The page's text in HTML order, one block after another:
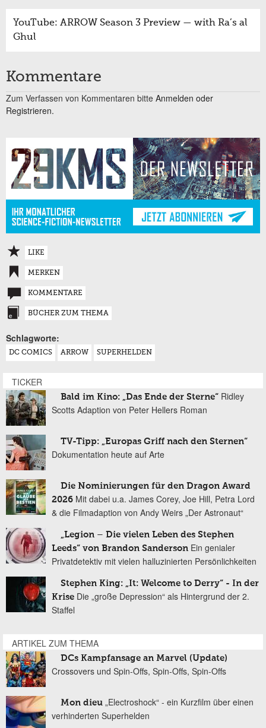
YouTube: ARROW Season 3 Preview — with Ra’s al
Ghul
Kommentare
Zum Verfassen von Kommentaren bitte Anmelden oder
Registrieren.
LIKE
MERKEN
KOMMENTARE
BÜCHER ZUM THEMA
Schlagworte:
DC COMICS ARROW SUPERHELDEN
TICKER
Bald im Kino: „Das Ende der Sterne“ Ridley
Scotts Adaption von Peter Hellers Roman
TV-Tipp: „Europas Griff nach den Sternen“
Dokumentation heute auf Arte
Die Nominierungen für den Dragon Award
2026 Mit dabei u.a. James Corey, Joe Hill, Petra Lord
& die Filmadaption von Andy Weirs „Der Astronaut“
„Legion – Die vielen Leben des Stephen
Leeds“ von Brandon Sanderson Ein genialer
Privatdetektiv mit vielen halluzinierten Persönlichkeiten
Stephen King: „It: Welcome to Derry“ - In der
Krise Die „große Depression“ als Hintergrund der 2.
Staffel
ARTIKEL ZUM THEMA
DCs Kampfansage an Marvel (Update)
Crossovers und Spin-Offs, Spin-Offs, Spin-Offs
Mon dieu „Electroshock“ - ein Kurzfilm über einen
verhinderten Superhelden